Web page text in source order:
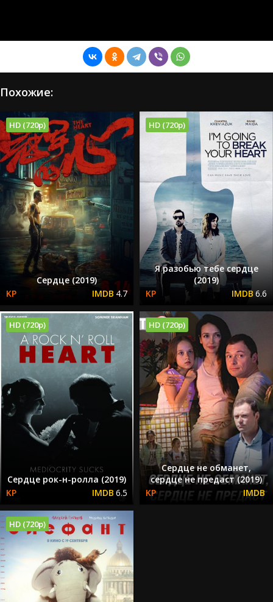
Похожие:
HD (720p)
Сердце (2019)
4.7
HD (720p)
Я разобью тебе сердце
(2019)
6.6
HD (720p)
Сердце рок-н-ролла (2019)
6.5
HD (720p)
Сердце не обманет,
сердце не предаст (2019)
HD (720p)